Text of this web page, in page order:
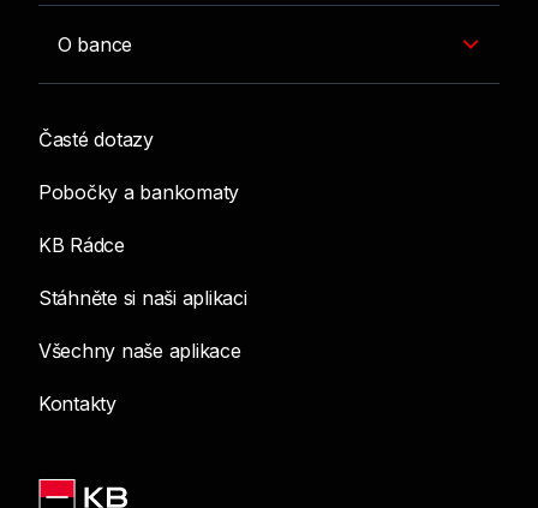
O bance
Časté dotazy
Pobočky a bankomaty
KB Rádce
Stáhněte si naši aplikaci
Všechny naše aplikace
Kontakty